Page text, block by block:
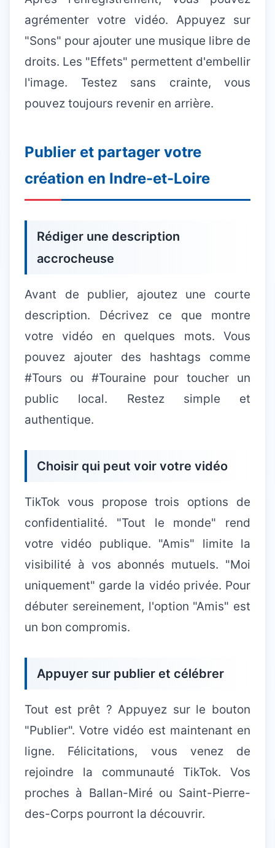
agrémenter votre vidéo. Appuyez sur
"Sons" pour ajouter une musique libre de
droits. Les "Effets" permettent d'embellir
l'image. Testez sans crainte, vous
pouvez toujours revenir en arrière.
Publier et partager votre
création en Indre-et-Loire
Rédiger une description
accrocheuse
Avant de publier, ajoutez une courte
description. Décrivez ce que montre
votre vidéo en quelques mots. Vous
pouvez ajouter des hashtags comme
#Tours ou #Touraine pour toucher un
public local. Restez simple et
authentique.
Choisir qui peut voir votre vidéo
TikTok vous propose trois options de
confidentialité. "Tout le monde" rend
votre vidéo publique. "Amis" limite la
visibilité à vos abonnés mutuels. "Moi
uniquement" garde la vidéo privée. Pour
débuter sereinement, l'option "Amis" est
un bon compromis.
Appuyer sur publier et célébrer
Tout est prêt ? Appuyez sur le bouton
"Publier". Votre vidéo est maintenant en
ligne. Félicitations, vous venez de
rejoindre la communauté TikTok. Vos
proches à Ballan-Miré ou Saint-Pierre-
des-Corps pourront la découvrir.